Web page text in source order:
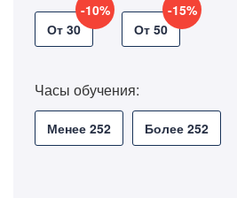
От 30
-10%
От 50
-15%
Часы обучения:
Менее 252 Более 252